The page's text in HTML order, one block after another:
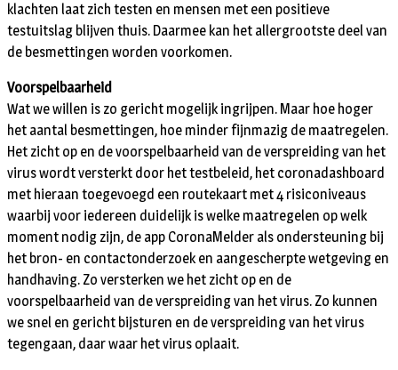
klachten laat zich testen en mensen met een positieve
testuitslag blijven thuis. Daarmee kan het allergrootste deel van
de besmettingen worden voorkomen.
Voorspelbaarheid
Wat we willen is zo gericht mogelijk ingrijpen. Maar hoe hoger
het aantal besmettingen, hoe minder fijnmazig de maatregelen.
Het zicht op en de voorspelbaarheid van de verspreiding van het
virus wordt versterkt door het testbeleid, het coronadashboard
met hieraan toegevoegd een routekaart met 4 risiconiveaus
waarbij voor iedereen duidelijk is welke maatregelen op welk
moment nodig zijn, de app CoronaMelder als ondersteuning bij
het bron- en contactonderzoek en aangescherpte wetgeving en
handhaving. Zo versterken we het zicht op en de
voorspelbaarheid van de verspreiding van het virus. Zo kunnen
we snel en gericht bijsturen en de verspreiding van het virus
tegengaan, daar waar het virus oplaait.